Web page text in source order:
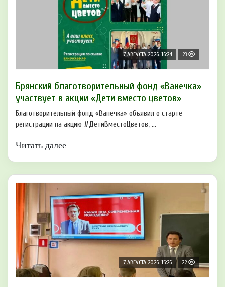
7 АВГУСТА 2026, 16:24 23
Брянский благотворительный фонд «Ванечка»
участвует в акции «Дети вместо цветов»
Благотворительный фонд «Ванечка» объявил о старте
регистрации на акцию #ДетиВместоЦветов, ...
Читать далее
7 АВГУСТА 2026, 15:26 22